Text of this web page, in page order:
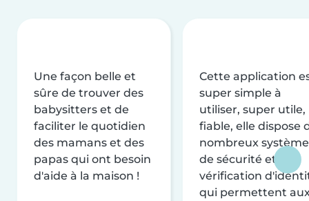
Une façon belle et
sûre de trouver des
babysitters et de
faciliter le quotidien
des mamans et des
papas qui ont besoin
d'aide à la maison !
Cette application
super simple à
utiliser, super utile,
fiable, elle dispose
nombreux
de sécurité et de
vérification
qui permettent